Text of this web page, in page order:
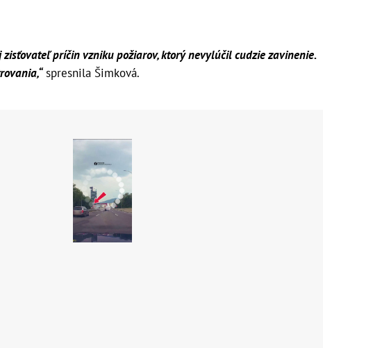
príčin vzniku požiarov, ktorý nevylúčil cudzie zavinenie.
spresnila Šimková.